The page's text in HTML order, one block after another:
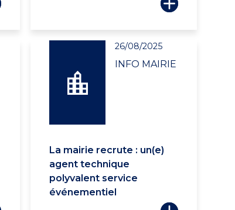
26/08/2025
INFO MAIRIE
La mairie recrute : un(e)
agent technique
polyvalent service
événementiel